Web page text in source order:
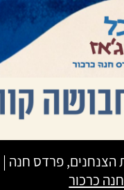
הצנחנים, פרדס חנה |
כרכור